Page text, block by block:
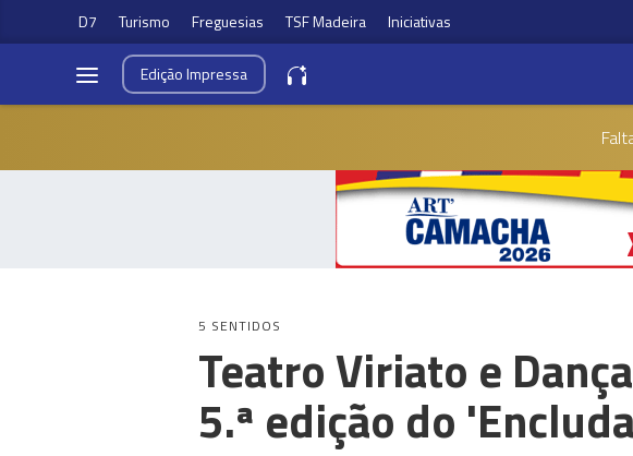
D7 Turismo Freguesias TSF Madeira Iniciativas
EdiçãoImpressa
5 SENTIDOS
Teatro Viriato e
5.ª edição do